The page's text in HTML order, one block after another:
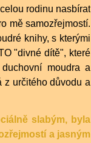
rodinu nasbírat
mě samozřejmostí.
knihy, s kterými
"divné dítě", které
moudra a
z určitého důvodu a
slabým, byla
a jasným